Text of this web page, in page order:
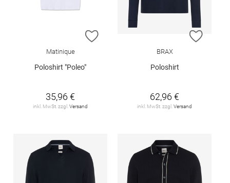
ZUR WUNSCHLISTE HINZUFÜGEN
Matinique
Poloshirt "Poleo"
35,96 €
inkl. MwSt. zzgl. Versand
ZUR
BRAX
Poloshirt
62,96 €
inkl. MwSt. zzgl. Versand